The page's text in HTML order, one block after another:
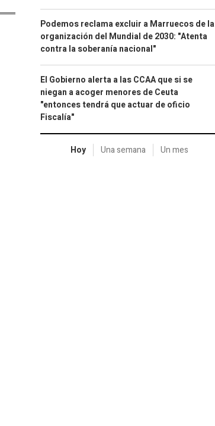
Podemos reclama excluir a Marruecos de la
organización del Mundial de 2030: "Atenta
contra la soberanía nacional"
El Gobierno alerta a las CCAA que si se
niegan a acoger menores de Ceuta
"entonces tendrá que actuar de oficio
Fiscalía"
Hoy Una semana Un mes